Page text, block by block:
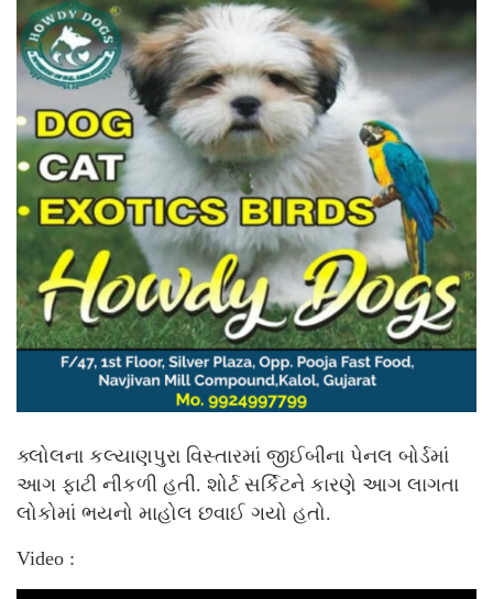
ક્લોલના કલ્યાણપુરા વિસ્તારમાં જીઈબીના પેનલ બોર્ડમાં
આગ ફાટી નીકળી હતી. શોર્ટ સર્કિટને કારણે આગ લાગતા
લોકોમાં ભયનો માહોલ છવાઈ ગયો હતો.
Video :